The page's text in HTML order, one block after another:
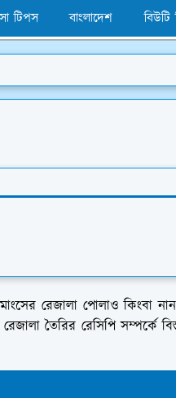
টিপস বাংলাদেশ
রেজালা পোলাও কিংবা
তৈরির রেসিপি সম্পর্কে